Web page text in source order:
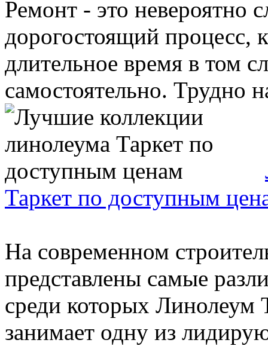
Ремонт - это невероятно
дорогостоящий процесс,
длительное время в том
самостоятельно. Трудно
Таркет по доступным
На современном
представлены самые
среди которых Линолеум
занимает одну из